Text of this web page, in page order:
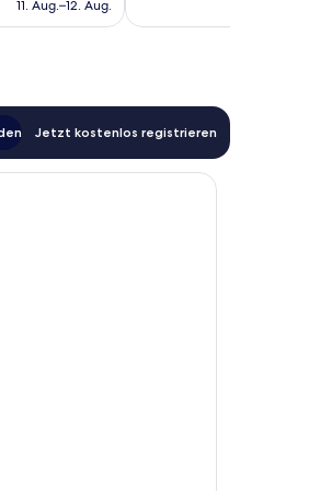
11. Aug.–12. Aug.
Jetzt kostenlos registrieren